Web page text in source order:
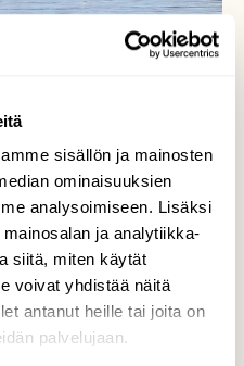
sisällön ja mainosten
ominaisuuksien
analysoimiseen. Lisäksi
ja analytiikka-
siitä, miten käytät
voivat yhdistää näitä
antanut heille tai joita on
palvelujaan.
joella
kuuliaisesti tolpan
Raisionjoella
18.